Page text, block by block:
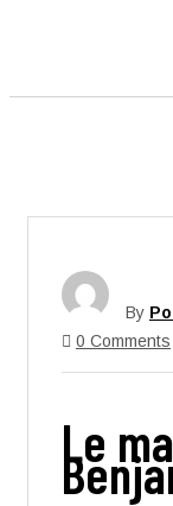
By
0 Comments
Le